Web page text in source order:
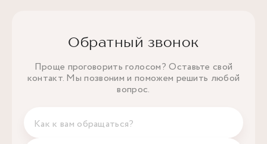
Обратный звонок
Проще проговорить голосом? Оставьте свой
контакт. Мы позвоним и поможем решить любой
вопрос.